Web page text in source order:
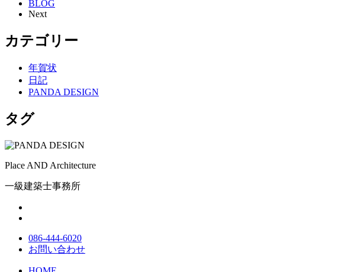
BLOG
Next
カテゴリー
年賀状
日記
PANDA DESIGN
タグ
Place AND Architecture
一級建築士事務所
086-444-6020
お問い合わせ